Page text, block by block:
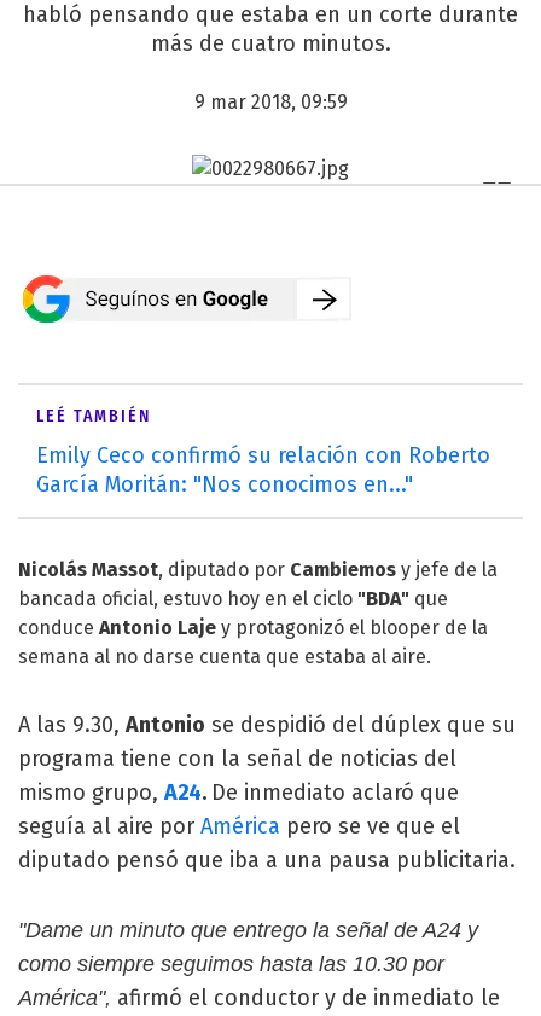
habló pensando que estaba en un corte durante
más de cuatro minutos.
9 mar 2018, 09:59
LEÉ TAMBIÉN
Emily Ceco confirmó su relación con Roberto
García Moritán: "Nos conocimos en..."
Nicolás Massot, diputado por Cambiemos y jefe de la
bancada oficial, estuvo hoy en el ciclo "BDA" que
conduce Antonio Laje y protagonizó el blooper de la
semana al no darse cuenta que estaba al aire.
A las 9.30, Antonio se despidió del dúplex que su
programa tiene con la señal de noticias del
mismo grupo, A24. De inmediato aclaró que
seguía al aire por América pero se ve que el
diputado pensó que iba a una pausa publicitaria.
"Dame un minuto que entrego la señal de A24 y
como siempre seguimos hasta las 10.30 por
América", afirmó el conductor y de inmediato le